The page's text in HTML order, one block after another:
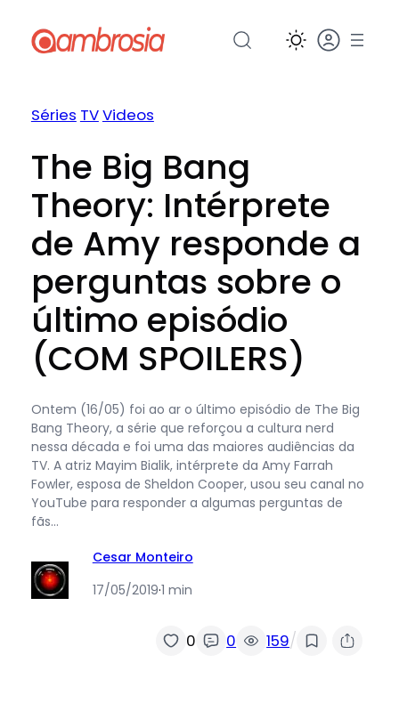
para
Séries TVVideos
The Big Bang
Theory: Intérprete
de Amy responde a
perguntas sobre o
último episódio
(COM SPOILERS)
Ontem (16/05) foi ao ar o último episódio de The Big
Bang Theory, a série que reforçou a cultura nerd
nessa década e foi uma das maiores audiências da
TV. A atriz Mayim Bialik, intérprete da Amy Farrah
Fowler, esposa de Sheldon Cooper, usou seu canal no
YouTube para responder a algumas perguntas de
fãs…
Cesar Monteiro
17/05/2019·1 min
0 0 159/